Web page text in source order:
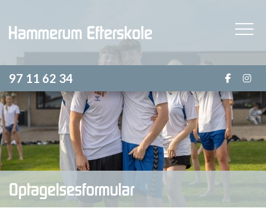
hovedindhold
97 11 62 34
Optagelsesformular